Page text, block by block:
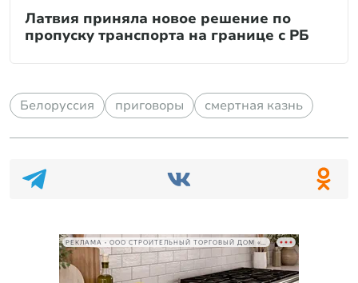
Латвия приняла новое решение по
пропуску транспорта на границе с РБ
Белоруссия приговоры смертная казнь